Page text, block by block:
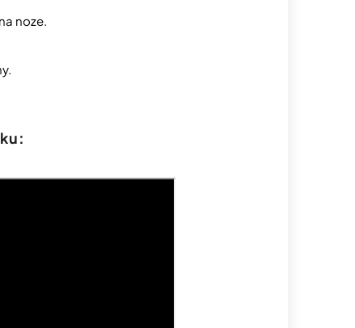
noze.